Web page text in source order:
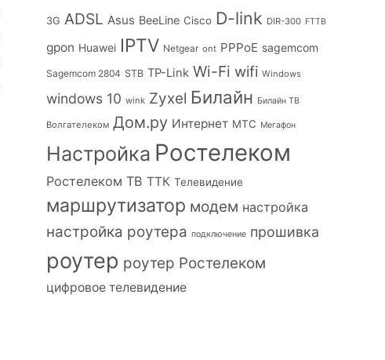
3G ADSL Asus BeeLine Cisco D-link DIR-300 FTTB
gpon Huawei IPTV Netgear ont PPPoE sagemcom
Sagemcom 2804 STB TP-Link Wi-Fi wifi Windows
windows 10 wink Zyxel Билайн Билайн ТВ
Волгателеком Дом.ру Интернет МТС Мегафон
Настройка Ростелеком
Ростелеком ТВ ТТК Телевидение
маршрутизатор модем настройка
настройка роутера подключение прошивка
роутер роутер Ростелеком
цифровое телевидение